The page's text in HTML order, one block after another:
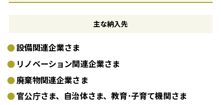
主な納入先
設備関連企業さま
リノベーション関連企業さま
廃棄物関連企業さま
官公庁さま、自治体さま、教育･子育て機関さま